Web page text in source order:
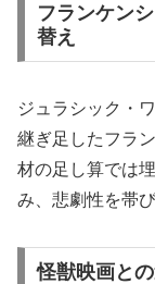
フランケン
替え
ジュラシック・
継ぎ足したフラ
材の足し算では
み、悲劇性を帯
怪獣映画と